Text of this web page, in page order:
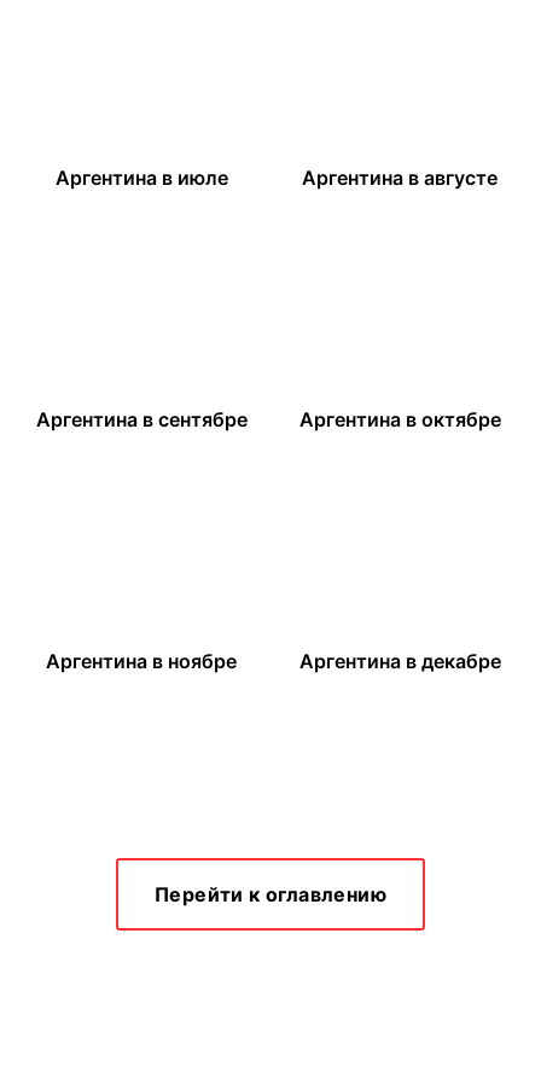
Аргентина в июле Аргентина в августе
Аргентина в сентябре Аргентина в октябре
Аргентина в ноябре Аргентина в декабре
Перейти к оглавлению